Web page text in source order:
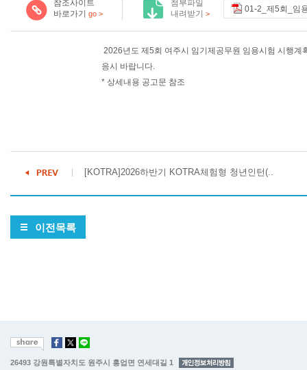
참조사이트
바로가기
go >
첨부파일
내려받기 > 01-2_제5회_임
2026년도 제5회 여주시 임기제공무원 임용시험 시행
응시 바랍니다.
* 상세내용 공고문 참조
[KOTRA]2026하반기 KOTRA체험형 청년인턴(..
이전목록
26493 강원특별자치도 원주시 흥업면 연세대길 1